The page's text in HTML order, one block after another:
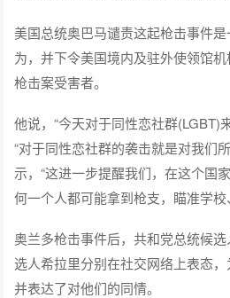
美国总统奥巴马谴责这起枪击事件
为，并下令美国境内及驻外使领馆
枪击案受害者。
他说，“今天对于同性恋社群(LGBT)
“对于同性恋社群的袭击就是对我们
示，“这进一步提醒我们，在这个国
何一个人都可能拿到枪支，瞄准学
奥兰多枪击事件后，共和党总统候
选人希拉里分别在社交网络上表态，
并表达了对他们的同情。